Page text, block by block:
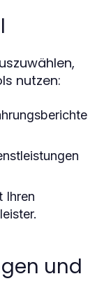
nutzen:
Ihren
und